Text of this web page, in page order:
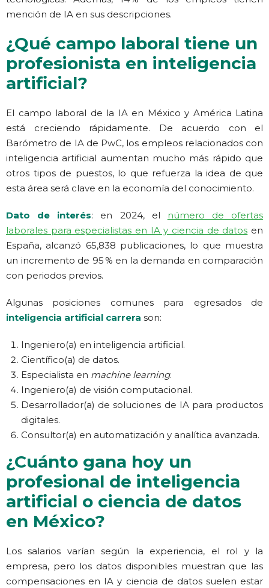
mención de IA en sus descripciones.
¿Qué campo laboral tiene un
profesionista en inteligencia
artificial?
El campo laboral de la IA en México y América Latina
está creciendo rápidamente. De acuerdo con el
Barómetro de IA de PwC, los empleos relacionados con
inteligencia artificial aumentan mucho más rápido que
otros tipos de puestos, lo que refuerza la idea de que
esta área será clave en la economía del conocimiento.
Dato de interés: en 2024, el número de ofertas
laborales para especialistas en IA y ciencia de datos en
España, alcanzó 65,838 publicaciones, lo que muestra
un incremento de 95 % en la demanda en comparación
con periodos previos.
Algunas posiciones comunes para egresados de
inteligencia artificial carrera son:
Ingeniero(a) en inteligencia artificial.
Científico(a) de datos.
Especialista en machine learning.
Ingeniero(a) de visión computacional.
Desarrollador(a) de soluciones de IA para productos
digitales.
Consultor(a) en automatización y analítica avanzada.
¿Cuánto gana hoy un
profesional de inteligencia
artificial o ciencia de datos
en México?
Los salarios varían según la experiencia, el rol y la
empresa, pero los datos disponibles muestran que las
compensaciones en IA y ciencia de datos suelen estar